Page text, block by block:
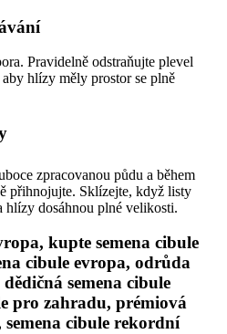
Pravidelně odstraňujte plevel
hlízy měly prostor se plně
zpracovanou půdu a během
přihnojujte. Sklízejte, když listy
hlízy dosáhnou plné velikosti.
kupte semena cibule
cibule evropa, odrůda
semena cibule
pro zahradu, prémiová
semena cibule rekordní